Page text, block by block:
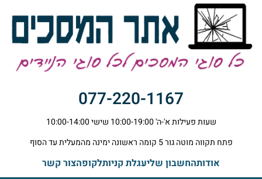
077-220-1167
שעות פעילות א'-ה' 10:00-19:00 שישי 10:00-14:00
פתח תקווה מוטה גור 5 קומה ראשונה ימינה מהמעלית עד הסוף
אודותהחשבון שליעגלת קניותלקופהצור קשר